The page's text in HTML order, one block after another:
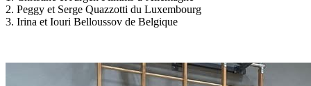
2. Peggy et Serge Quazzotti du Luxembourg
3. Irina et Iouri Belloussov de Belgique